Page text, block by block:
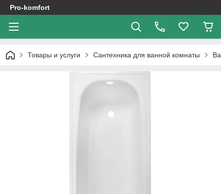
Pro-komfort
Товары и услуги Сантехника для ванной комнаты